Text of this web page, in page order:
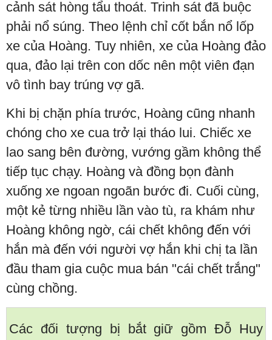
cảnh sát hòng tẩu thoát. Trinh sát đã buộc
phải nổ súng. Theo lệnh chỉ cốt bắn nổ lốp
xe của Hoàng. Tuy nhiên, xe của Hoàng đảo
qua, đảo lại trên con dốc nên một viên đạn
vô tình bay trúng vợ gã.
Khi bị chặn phía trước, Hoàng cũng nhanh
chóng cho xe cua trở lại tháo lui. Chiếc xe
lao sang bên đường, vướng gầm không thể
tiếp tục chạy. Hoàng và đồng bọn đành
xuống xe ngoan ngoãn bước đi. Cuối cùng,
một kẻ từng nhiều lần vào tù, ra khám như
Hoàng không ngờ, cái chết không đến với
hắn mà đến với người vợ hắn khi chị ta lần
đầu tham gia cuộc mua bán "cái chết trắng"
cùng chồng.
Các đối tượng bị bắt giữ gồm Đỗ Huy